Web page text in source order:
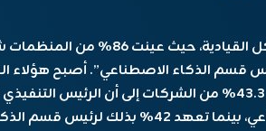
تؤثر هذه التحولات أيضًا على الهياكل
قسم الذكاء الاصطناعي”. أصبح هؤلاء
في وضع الاستراتيجيات، حيث يشير 43.3% من الشركات إلى أن
قسم الذكاء الاصطناعي.